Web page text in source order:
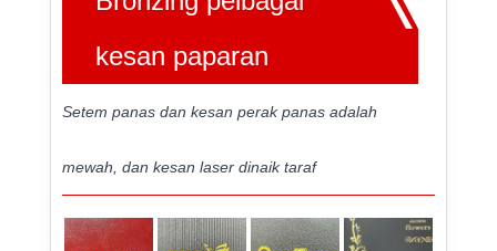
kesan paparan
Setem panas dan kesan perak panas adalah
mewah, dan kesan laser dinaik taraf